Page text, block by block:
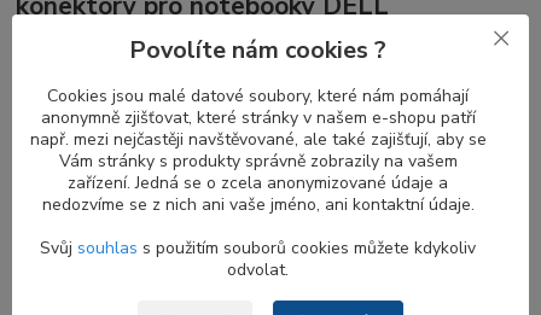
Daughter boardsjsou často vyžadovány specifickým designem
umístit základní desku do chassis kvůli vyčnívajícím okrajům nebo
velikosti, která se nevejde. Z tohoto důvodu je hlavní deska
očištěna od rozšíření (daughter boards), která se k ní připojují
jednotlivě, což umožňuje snadnou montáž nebo výměnu
komponent.
Odlišné varianty I/O daughter boards pro
Povolíte nám cookies ?
Cookies jsou malé datové soubory, které nám pomáhají
anonymně zjišťovat, které stránky v našem e-shopu patří
např. mezi nejčastěji navštěvované, ale také zajišťují, aby se
Vám stránky s produkty správně zobrazily na vašem
zařízení. Jedná se o zcela anonymizované údaje a
nedozvíme se z nich ani vaše jméno, ani kontaktní údaje.
Svůj souhlas s použitím souborů cookies můžete kdykoliv
odvolat.